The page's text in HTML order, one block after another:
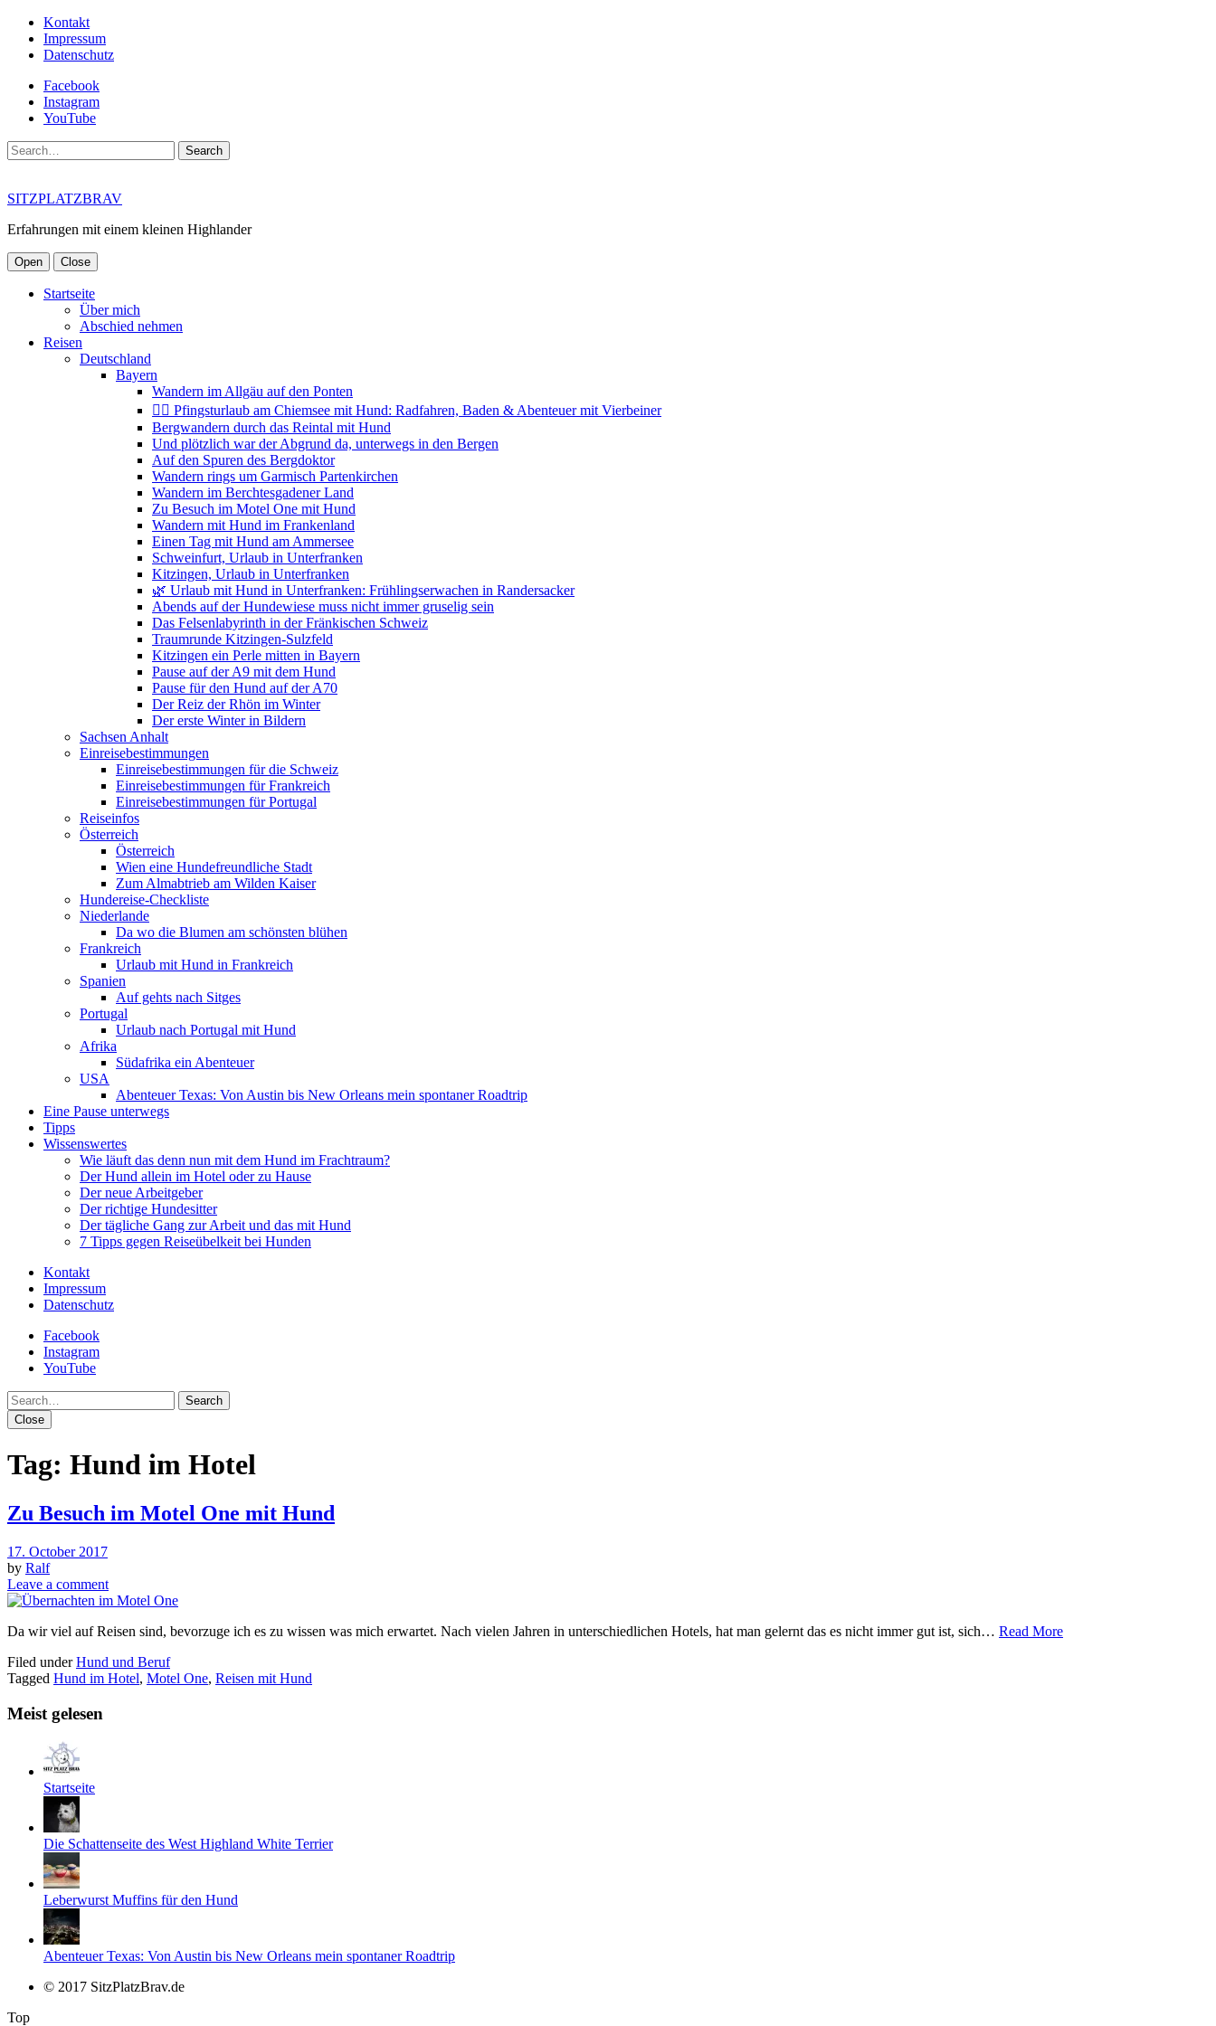
Kontakt
Impressum
Datenschutz
Facebook
Instagram
YouTube
Search
SITZPLATZBRAV
Erfahrungen mit einem kleinen Highlander
Open Close
Startseite
Über mich
Abschied nehmen
Reisen
Deutschland
Bayern
Wandern im Allgäu auf den Ponten
🚴‍♀️ Pfingsturlaub am Chiemsee mit Hund: Radfahren, Baden & Abenteuer mit Vierbeiner
Bergwandern durch das Reintal mit Hund
Und plötzlich war der Abgrund da, unterwegs in den Bergen
Auf den Spuren des Bergdoktor
Wandern rings um Garmisch Partenkirchen
Wandern im Berchtesgadener Land
Zu Besuch im Motel One mit Hund
Wandern mit Hund im Frankenland
Einen Tag mit Hund am Ammersee
Schweinfurt, Urlaub in Unterfranken
Kitzingen, Urlaub in Unterfranken
🌿 Urlaub mit Hund in Unterfranken: Frühlingserwachen in Randersacker
Abends auf der Hundewiese muss nicht immer gruselig sein
Das Felsenlabyrinth in der Fränkischen Schweiz
Traumrunde Kitzingen-Sulzfeld
Kitzingen ein Perle mitten in Bayern
Pause auf der A9 mit dem Hund
Pause für den Hund auf der A70
Der Reiz der Rhön im Winter
Der erste Winter in Bildern
Sachsen Anhalt
Einreisebestimmungen
Einreisebestimmungen für die Schweiz
Einreisebestimmungen für Frankreich
Einreisebestimmungen für Portugal
Reiseinfos
Österreich
Österreich
Wien eine Hundefreundliche Stadt
Zum Almabtrieb am Wilden Kaiser
Hundereise-Checkliste
Niederlande
Da wo die Blumen am schönsten blühen
Frankreich
Urlaub mit Hund in Frankreich
Spanien
Auf gehts nach Sitges
Portugal
Urlaub nach Portugal mit Hund
Afrika
Südafrika ein Abenteuer
USA
Abenteuer Texas: Von Austin bis New Orleans mein spontaner Roadtrip
Eine Pause unterwegs
Tipps
Wissenswertes
Wie läuft das denn nun mit dem Hund im Frachtraum?
Der Hund allein im Hotel oder zu Hause
Der neue Arbeitgeber
Der richtige Hundesitter
Der tägliche Gang zur Arbeit und das mit Hund
7 Tipps gegen Reiseübelkeit bei Hunden
Kontakt
Impressum
Datenschutz
Facebook
Instagram
YouTube
Search
Close
Tag: Hund im Hotel
Zu Besuch im Motel One mit Hund
17. October 2017
by Ralf
Leave a comment
Da wir viel auf Reisen sind, bevorzuge ich es zu wissen was mich erwartet. Nach vielen Jahren in unterschiedlichen Hotels, hat man gelernt das es nicht immer gut ist, sich… Read More
Filed underHund und Beruf
Tagged Hund im Hotel, Motel One, Reisen mit Hund
Meist gelesen
Startseite
Die Schattenseite des West Highland White Terrier
Leberwurst Muffins für den Hund
Abenteuer Texas: Von Austin bis New Orleans mein spontaner Roadtrip
© 2017 SitzPlatzBrav.de
Top